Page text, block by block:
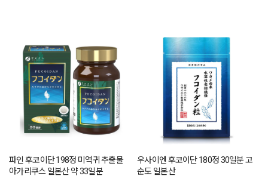
파인 후코이단 198정 미역귀 추출물
아가리쿠스 일본산 약 33일분
우사이엔 후코이단 180정 30일분 고
순도 일본산